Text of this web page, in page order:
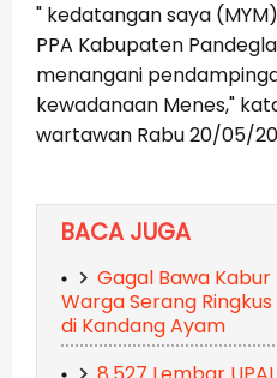
" kedatangan saya
PPA Kabupaten
menangani
kewadanaan Menes,"
wartawan Rabu 20/05/
BACA JUGA
Gagal Bawa Kabur
Warga Serang
di Kandang Ayam